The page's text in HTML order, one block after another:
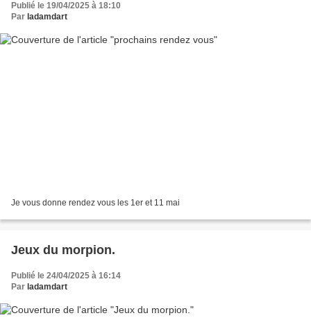
Publié le 19/04/2025 à 18:10
Par ladamdart
Je vous donne rendez vous les 1er et 11 mai
Jeux du morpion.
Publié le 24/04/2025 à 16:14
Par ladamdart